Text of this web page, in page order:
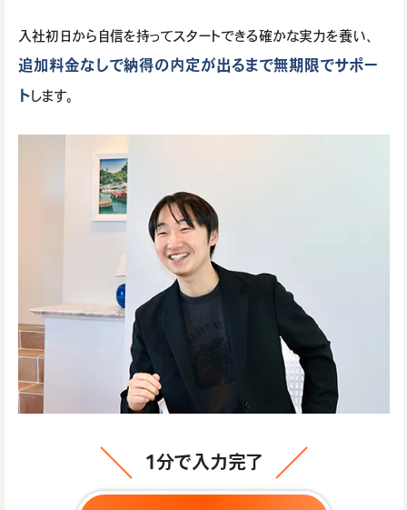
入社初日から自信を持ってスタートできる確かな実力を養い、
追加料金なしで納得の内定が出るまで無期限でサポー
トします。
1分で入力完了